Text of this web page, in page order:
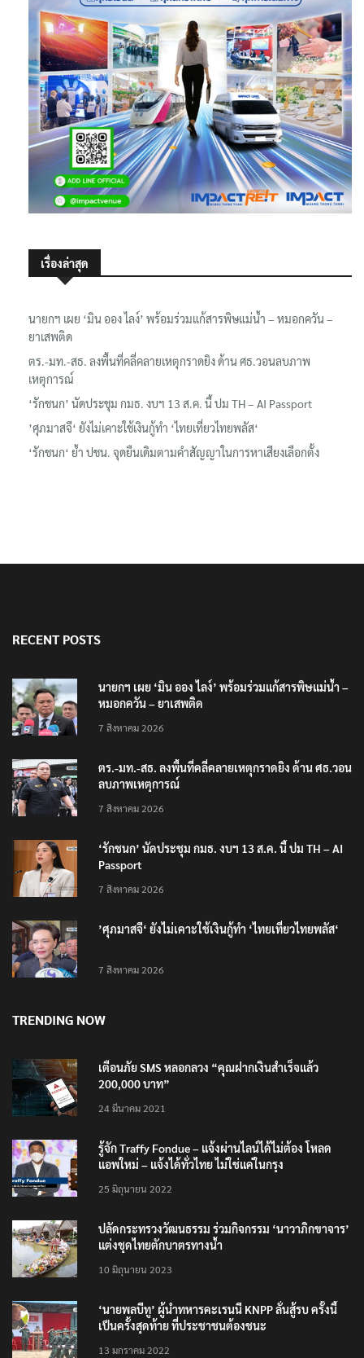
เรื่องล่าสุด
นายกฯ เผย ‘มิน ออง ไลง์’ พร้อมร่วมแก้สารพิษแม่น้ำ – หมอกควัน –
ยาเสพติด
ตร.-มท.-สธ. ลงพื้นที่คลี่คลายเหตุกราดยิง ด้าน ศธ.วอนลบภาพ
เหตุการณ์
‘รักชนก’ นัดประชุม กมธ. งบฯ 13 ส.ค. นี้ ปม TH – AI Passport
’ศุภมาสจี‘ ยังไม่เคาะใช้เงินกู้ทำ ‘ไทยเที่ยวไทยพลัส‘
‘รักชนก‘ ย้ำ ปชน. จุดยืนเดิมตามคำสัญญาในการหาเสียงเลือกตั้ง
RECENT POSTS
นายกฯ เผย ‘มิน ออง ไลง์’ พร้อมร่วมแก้สารพิษแม่น้ำ –
หมอกควัน – ยาเสพติด
7 สิงหาคม 2026
ตร.-มท.-สธ. ลงพื้นที่คลี่คลายเหตุกราดยิง ด้าน ศธ.วอน
ลบภาพเหตุการณ์
7 สิงหาคม 2026
‘รักชนก’ นัดประชุม กมธ. งบฯ 13 ส.ค. นี้ ปม TH – AI
Passport
7 สิงหาคม 2026
’ศุภมาสจี‘ ยังไม่เคาะใช้เงินกู้ทำ ‘ไทยเที่ยวไทยพลัส‘
7 สิงหาคม 2026
TRENDING NOW
เตือนภัย SMS หลอกลวง “คุณฝากเงินสำเร็จแล้ว
200,000 บาท”
24 มีนาคม 2021
รู้จัก Traffy Fondue – แจ้งผ่านไลน์ได้ไม่ต้อง โหลด
แอพใหม่ – แจ้งได้ทั่วไทย ไม่ใช่แค่ในกรุง
25 มิถุนายน 2022
ปลัดกระทรวงวัฒนธรรม ร่วมกิจกรรม ‘นาวาภิกขาจาร’
แต่งชุดไทยตักบาตรทางน้ำ
10 มิถุนายน 2023
‘นายพลบีทู’ ผู้นำทหารคะเรนนี KNPP ลั่นสู้รบ ครั้งนี้
เป็นครั้งสุดท้าย ที่ประชาชนต้องชนะ
13 มกราคม 2022